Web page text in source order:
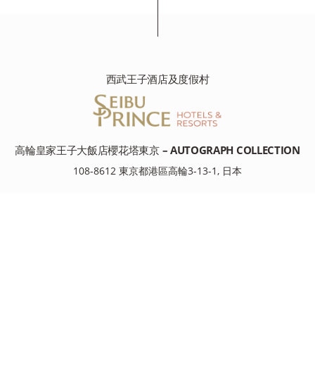
西武王子酒店及度假村
高輪皇家王子大飯店櫻花塔東京 – AUTOGRAPH COLLECTION
108-8612 東京都港區高輪3-13-1, 日本